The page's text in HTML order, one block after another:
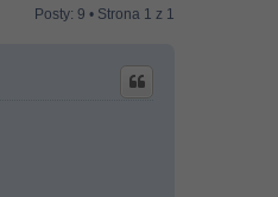
Posty: 9 • Strona 1 z 1